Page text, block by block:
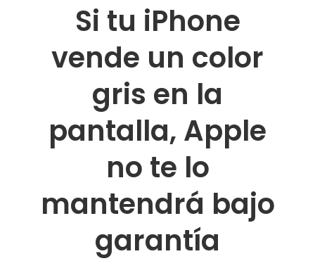
Si tu iPhone
vende un color
gris en la
pantalla, Apple
no te lo
mantendrá bajo
garantía